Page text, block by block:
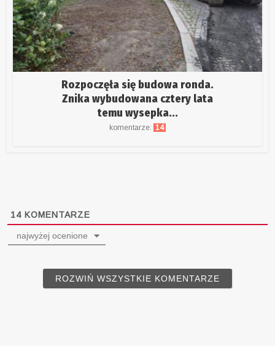
Rozpoczęła się budowa ronda.
Znika wybudowana cztery lata
temu wysepka...
komentarze: 14
14 KOMENTARZE
najwyżej ocenione
ROZWIŃ WSZYSTKIE KOMENTARZE